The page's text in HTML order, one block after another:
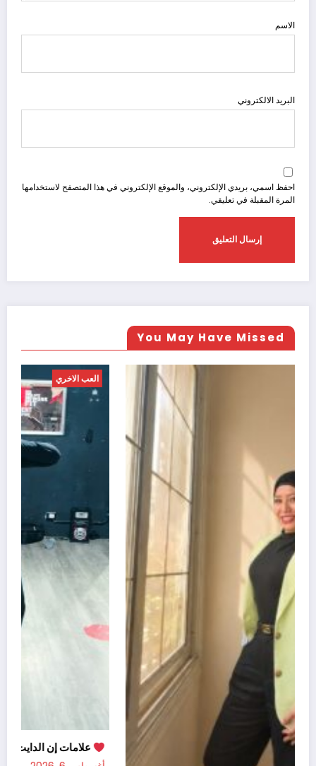
الاسم
البريد الالكتروني
احفظ اسمي، بريدي الإلكتروني، والموقع الإلكتروني في هذا المتصفح لاستخدامها
المرة المقبلة في تعليقي.
You May Have Missed